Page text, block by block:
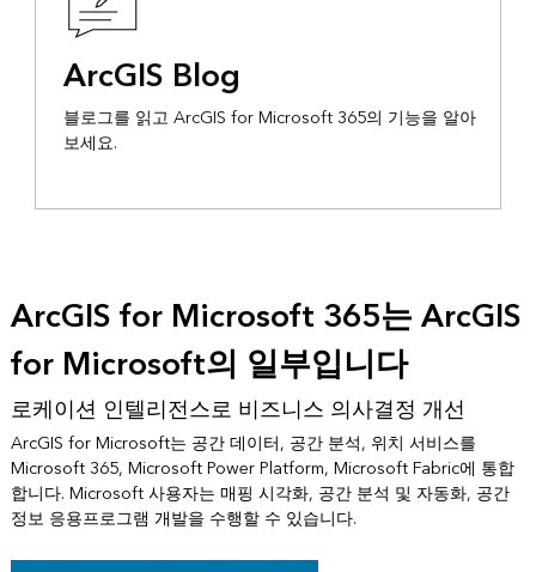
ArcGIS Blog
블로그를 읽고 ArcGIS for Microsoft 365의 기능을 알아
보세요.
ArcGIS for Microsoft 365는 ArcGIS
for Microsoft의 일부입니다
로케이션 인텔리전스로 비즈니스 의사결정 개선
ArcGIS for Microsoft는 공간 데이터, 공간 분석, 위치 서비스를
Microsoft 365, Microsoft Power Platform, Microsoft Fabric에 통합
합니다. Microsoft 사용자는 매핑 시각화, 공간 분석 및 자동화, 공간
정보 응용프로그램 개발을 수행할 수 있습니다.